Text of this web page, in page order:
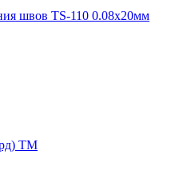
швов TS-110 0.08х20мм
ТМ